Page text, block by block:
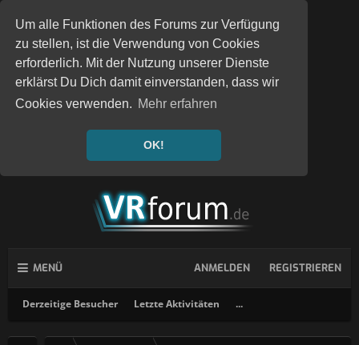
Um alle Funktionen des Forums zur Verfügung
zu stellen, ist die Verwendung von Cookies
erforderlich. Mit der Nutzung unserer Dienste
erklärst Du Dich damit einverstanden, dass wir
Cookies verwenden. Mehr erfahren
OK!
MENÜ
Derzeitige Besucher Letzte Aktivitäten ...
ANMELDEN REGISTRIEREN